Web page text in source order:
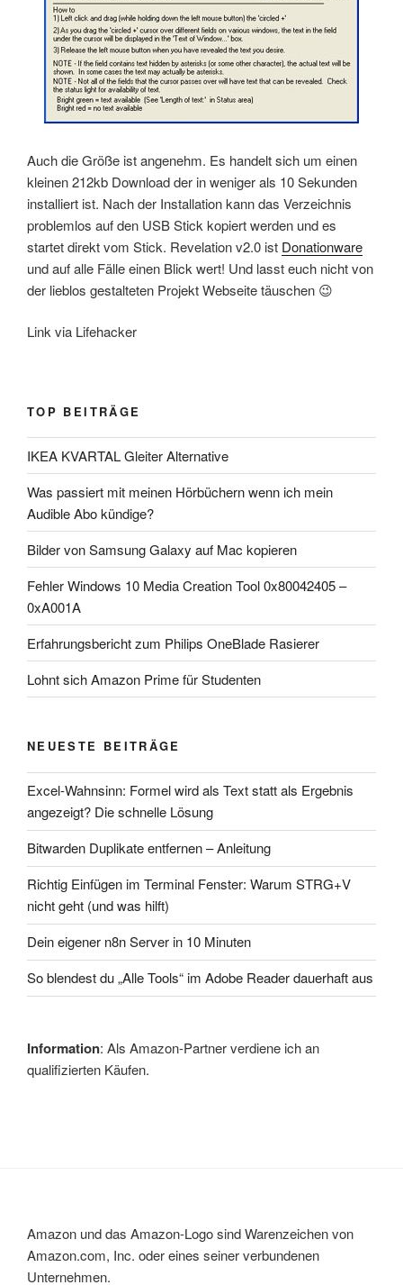
Auch die Größe ist angenehm. Es handelt sich um einen
kleinen 212kb Download der in weniger als 10 Sekunden
installiert ist. Nach der Installation kann das Verzeichnis
problemlos auf den USB Stick kopiert werden und es
startet direkt vom Stick. Revelation v2.0 ist Donationware
und auf alle Fälle einen Blick wert! Und lasst euch nicht von
der lieblos gestalteten Projekt Webseite täuschen 😉
Link via Lifehacker
TOP BEITRÄGE
IKEA KVARTAL Gleiter Alternative
Was passiert mit meinen Hörbüchern wenn ich mein
Audible Abo kündige?
Bilder von Samsung Galaxy auf Mac kopieren
Fehler Windows 10 Media Creation Tool 0x80042405 –
0xA001A
Erfahrungsbericht zum Philips OneBlade Rasierer
Lohnt sich Amazon Prime für Studenten
NEUESTE BEITRÄGE
Excel-Wahnsinn: Formel wird als Text statt als Ergebnis
angezeigt? Die schnelle Lösung
Bitwarden Duplikate entfernen – Anleitung
Richtig Einfügen im Terminal Fenster: Warum STRG+V
nicht geht (und was hilft)
Dein eigener n8n Server in 10 Minuten
So blendest du „Alle Tools“ im Adobe Reader dauerhaft aus
Information: Als Amazon-Partner verdiene ich an
qualifizierten Käufen.
Amazon und das Amazon-Logo sind Warenzeichen von
Amazon.com, Inc. oder eines seiner verbundenen
Unternehmen.